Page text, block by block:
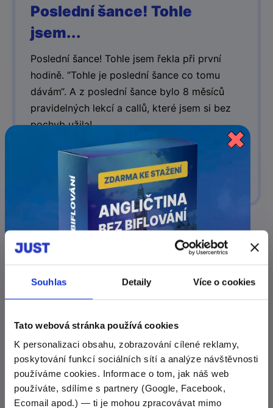
Souhlas Detaily Více o cookies
Tato webová stránka používá cookies
K personalizaci obsahu, zobrazování cílené reklamy,
poskytování funkcí sociálních sítí a analýze návštěvnosti
používáme cookies. Informace o tom, jak náš web
používáte, sdílíme s partnery (Google, Facebook,
Ecomail apod.) — ti je mohou zpracovávat mimo
Poslední šance! Tohle
jsem...
Poslední šance! Tohle jsem řekla při první
hodině. “Tohle je poslední šance co tomu
dávám“. A z poslední šance bylo 8 měsíců
pravidelných lekcí a callů, které jsem si bez
pochyb užila!
Lucie Ptáčková
Design & Interiér
10/10 za přizpůsobivost!...
10/10 za přizpůsobivost! Každý týden mám
program jiný a lektoři mi vždy vyšli vstříc!
ANGLIČTINA BEZ BIFLOVÁNÍ
E-mailový minikurzZDARMA